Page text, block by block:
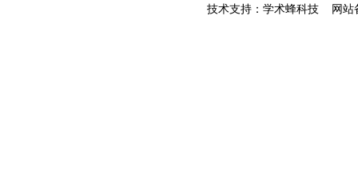
技术支持：学术蜂科技 网站